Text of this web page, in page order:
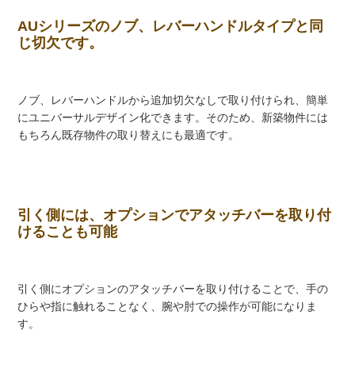
AUシリーズのノブ、レバーハンドルタイプと同
じ切欠です。
ノブ、レバーハンドルから追加切欠なしで取り付けられ、簡単
にユニバーサルデザイン化できます。そのため、新築物件には
もちろん既存物件の取り替えにも最適です。
引く側には、オプションでアタッチバーを取り付
けることも可能
引く側にオプションのアタッチバーを取り付けることで、手の
ひらや指に触れることなく、腕や肘での操作が可能になりま
す。